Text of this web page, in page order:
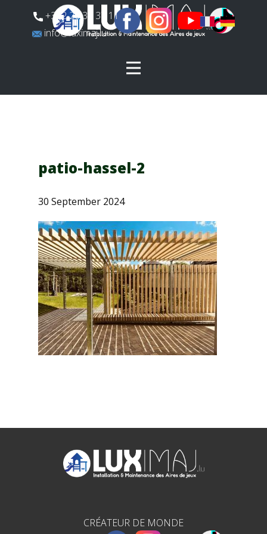
​+352 26 31 37 11
​info@luximaj.lu
patio-hassel-2
30 September 2024
CRÉATEUR DE MONDE